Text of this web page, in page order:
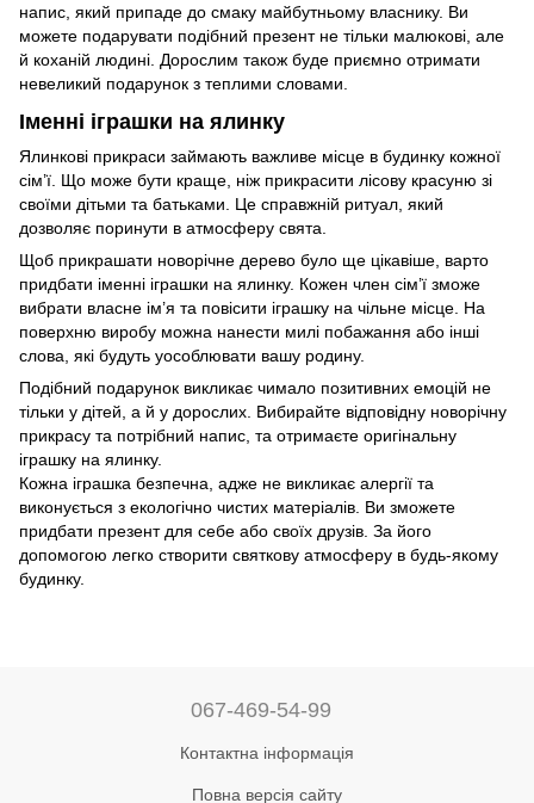
напис, який припаде до смаку майбутньому власнику. Ви
можете подарувати подібний презент не тільки малюкові, але
й коханій людині. Дорослим також буде приємно отримати
невеликий подарунок з теплими словами.
Іменні іграшки на ялинку
Ялинкові прикраси займають важливе місце в будинку кожної
сім’ї. Що може бути краще, ніж прикрасити лісову красуню зі
своїми дітьми та батьками. Це справжній ритуал, який
дозволяє поринути в атмосферу свята.
Щоб прикрашати новорічне дерево було ще цікавіше, варто
придбати іменні іграшки на ялинку. Кожен член сім’ї зможе
вибрати власне ім’я та повісити іграшку на чільне місце. На
поверхню виробу можна нанести милі побажання або інші
слова, які будуть уособлювати вашу родину.
Подібний подарунок викликає чимало позитивних емоцій не
тільки у дітей, а й у дорослих. Вибирайте відповідну новорічну
прикрасу та потрібний напис, та отримаєте оригінальну
іграшку на ялинку.
Кожна іграшка безпечна, адже не викликає алергії та
виконується з екологічно чистих матеріалів. Ви зможете
придбати презент для себе або своїх друзів. За його
допомогою легко створити святкову атмосферу в будь-якому
будинку.
067-469-54-99
Контактна інформація
Повна версія сайту